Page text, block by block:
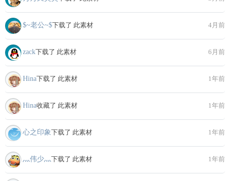
$~老公~$下载了 此素材 4月前
zack下载了 此素材 6月前
Hina下载了 此素材 1年前
Hina收藏了 此素材 1年前
心之印象下载了 此素材 1年前
灬伟少灬下载了 此素材 1年前